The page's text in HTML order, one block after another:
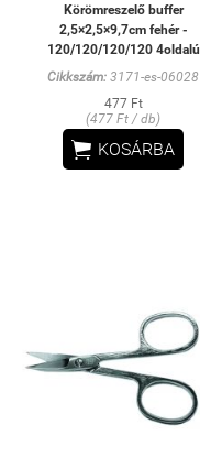
Körömreszelő buffer
2,5×2,5×9,7cm fehér -
120/120/120/120 4oldalú
Cikkszám: 3171-es-06028
477 Ft
(477 Ft / db)
 KOSÁRBA